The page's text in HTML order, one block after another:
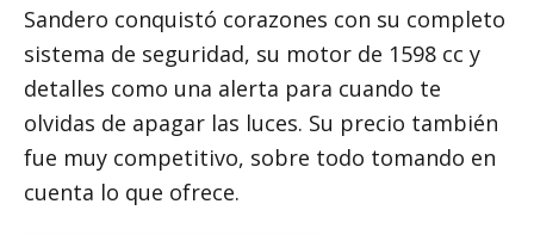
Sandero conquistó corazones con su completo
sistema de seguridad, su motor de 1598 cc y
detalles como una alerta para cuando te
olvidas de apagar las luces. Su precio también
fue muy competitivo, sobre todo tomando en
cuenta lo que ofrece.